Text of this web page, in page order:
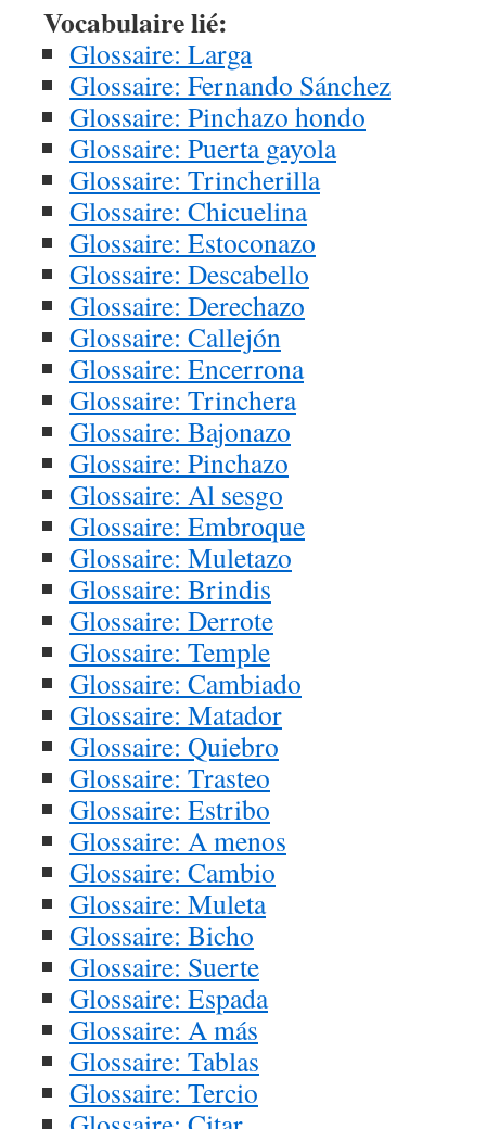
Vocabulaire lié:
Glossaire: Larga
Glossaire: Fernando Sánchez
Glossaire: Pinchazo hondo
Glossaire: Puerta gayola
Glossaire: Trincherilla
Glossaire: Chicuelina
Glossaire: Estoconazo
Glossaire: Descabello
Glossaire: Derechazo
Glossaire: Callejón
Glossaire: Encerrona
Glossaire: Trinchera
Glossaire: Bajonazo
Glossaire: Pinchazo
Glossaire: Al sesgo
Glossaire: Embroque
Glossaire: Muletazo
Glossaire: Brindis
Glossaire: Derrote
Glossaire: Temple
Glossaire: Cambiado
Glossaire: Matador
Glossaire: Quiebro
Glossaire: Trasteo
Glossaire: Estribo
Glossaire: A menos
Glossaire: Cambio
Glossaire: Muleta
Glossaire: Bicho
Glossaire: Suerte
Glossaire: Espada
Glossaire: A más
Glossaire: Tablas
Glossaire: Tercio